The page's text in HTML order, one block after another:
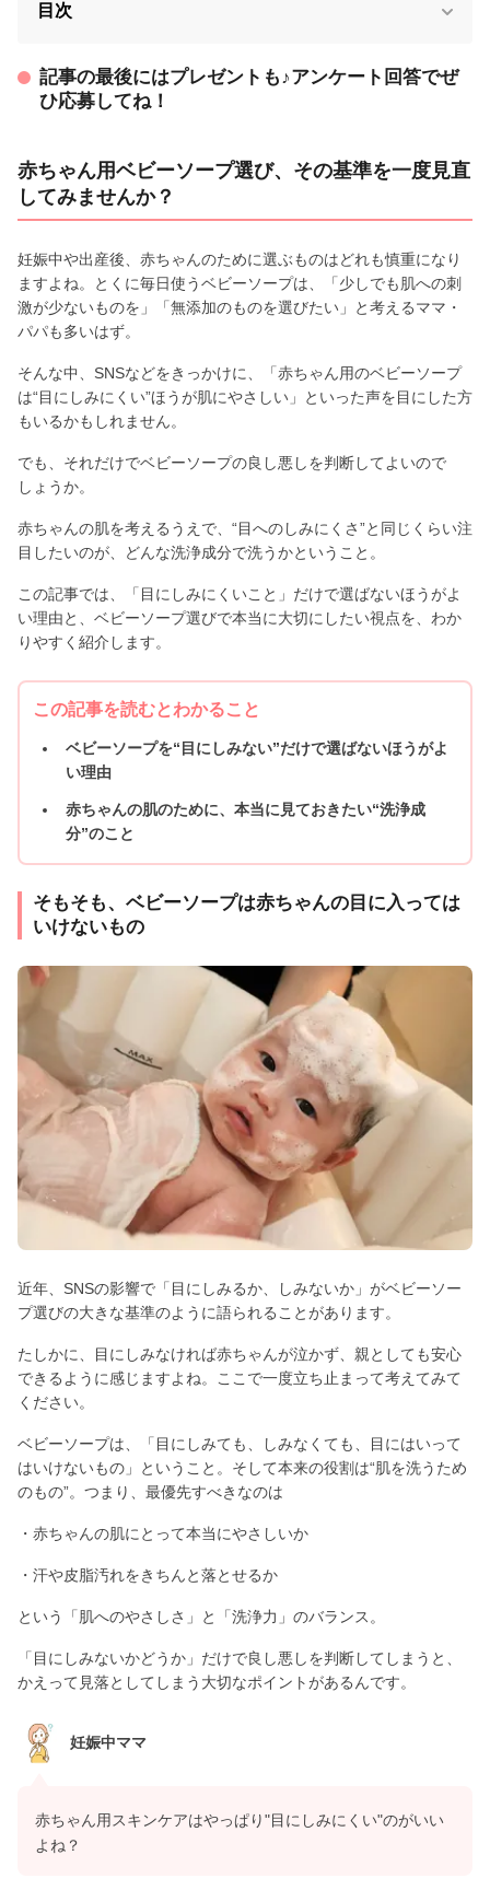
目次
記事の最後にはプレゼントも♪アンケート回答でぜ
ひ応募してね！
赤ちゃん用ベビーソープ選び、その基準を一度見直
してみませんか？
妊娠中や出産後、赤ちゃんのために選ぶものはどれも慎重になり
ますよね。とくに毎日使うベビーソープは、「少しでも肌への刺
激が少ないものを」「無添加のものを選びたい」と考えるママ・
パパも多いはず。
そんな中、SNSなどをきっかけに、「赤ちゃん用のベビーソープ
は“目にしみにくい”ほうが肌にやさしい」といった声を目にした方
もいるかもしれません。
でも、それだけでベビーソープの良し悪しを判断してよいので
しょうか。
赤ちゃんの肌を考えるうえで、“目へのしみにくさ”と同じくらい注
目したいのが、どんな洗浄成分で洗うかということ。
この記事では、「目にしみにくいこと」だけで選ばないほうがよ
い理由と、ベビーソープ選びで本当に大切にしたい視点を、わか
りやすく紹介します。
この記事を読むとわかること
ベビーソープを“目にしみない”だけで選ばないほうがよ
い理由
赤ちゃんの肌のために、本当に見ておきたい“洗浄成
分”のこと
そもそも、ベビーソープは赤ちゃんの目に入っては
いけないもの
近年、SNSの影響で「目にしみるか、しみないか」がベビーソー
プ選びの大きな基準のように語られることがあります。
たしかに、目にしみなければ赤ちゃんが泣かず、親としても安心
できるように感じますよね。ここで一度立ち止まって考えてみて
ください。
ベビーソープは、「目にしみても、しみなくても、目にはいって
はいけないもの」ということ。そして本来の役割は“肌を洗うため
のもの”。つまり、最優先すべきなのは
・赤ちゃんの肌にとって本当にやさしいか
・汗や皮脂汚れをきちんと落とせるか
という「肌へのやさしさ」と「洗浄力」のバランス。
「目にしみないかどうか」だけで良し悪しを判断してしまうと、
かえって見落としてしまう大切なポイントがあるんです。
妊娠中ママ
赤ちゃん用スキンケアはやっぱり"目にしみにくい"のがいい
よね？